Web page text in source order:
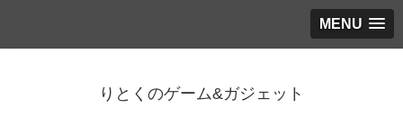
MENU
りとくのゲーム&ガジェット